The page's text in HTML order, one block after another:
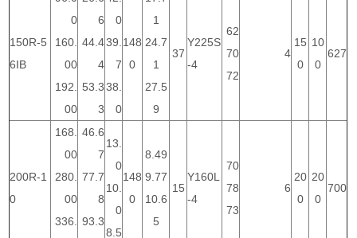
150R-5
6IB
0
160.
00
192.
00
6
44.4
4
53.3
3
0
39.
7
38.
0
148
0
1
24.7
1
27.5
9
37
Y225S
-4
62
70
72
4
15
0
10
0
627
200R-1
0
168.
00
280.
00
336.
46.6
7
77.7
8
93.3
13.
0
10.
0
8.5
148
0
8.49
9.77
10.6
5
15
Y160L
-4
70
78
73
6
20
0
20
0
700